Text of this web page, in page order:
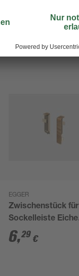
EGGER
Zwischenstück für
Sockelleiste Eiche
rotbraun 2 Stück
6,29 €